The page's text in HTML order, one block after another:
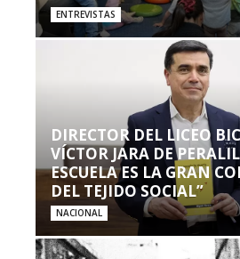
ENTREVISTAS
DIRECTOR DEL LICEO
VÍCTOR JARA DE
ESCUELA ES LA GRAN
DEL TEJIDO SOCIAL”
NACIONAL